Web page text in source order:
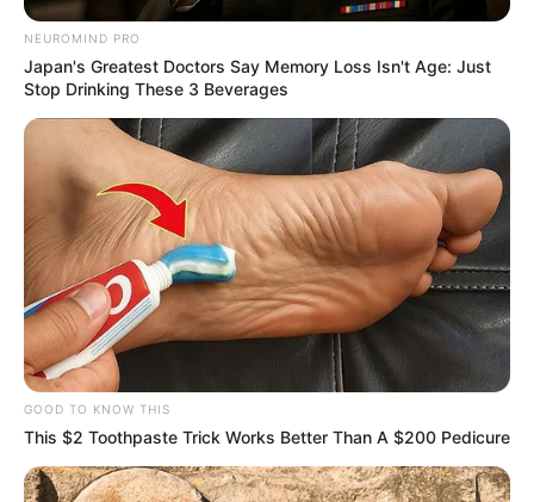
NEUROMIND PRO
Japan's Greatest Doctors Say Memory Loss Isn't Age: Just
Stop Drinking These 3 Beverages
GOOD TO KNOW THIS
This $2 Toothpaste Trick Works Better Than A $200 Pedicure